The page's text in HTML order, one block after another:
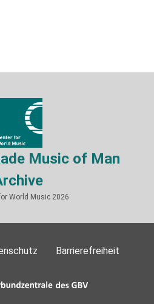
Music of Man
World Music 2026
Barrierefreiheit